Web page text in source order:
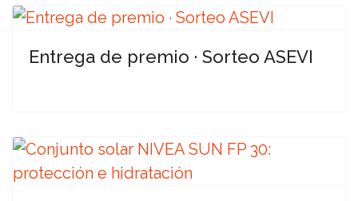
Entrega de premio · Sorteo ASEVI